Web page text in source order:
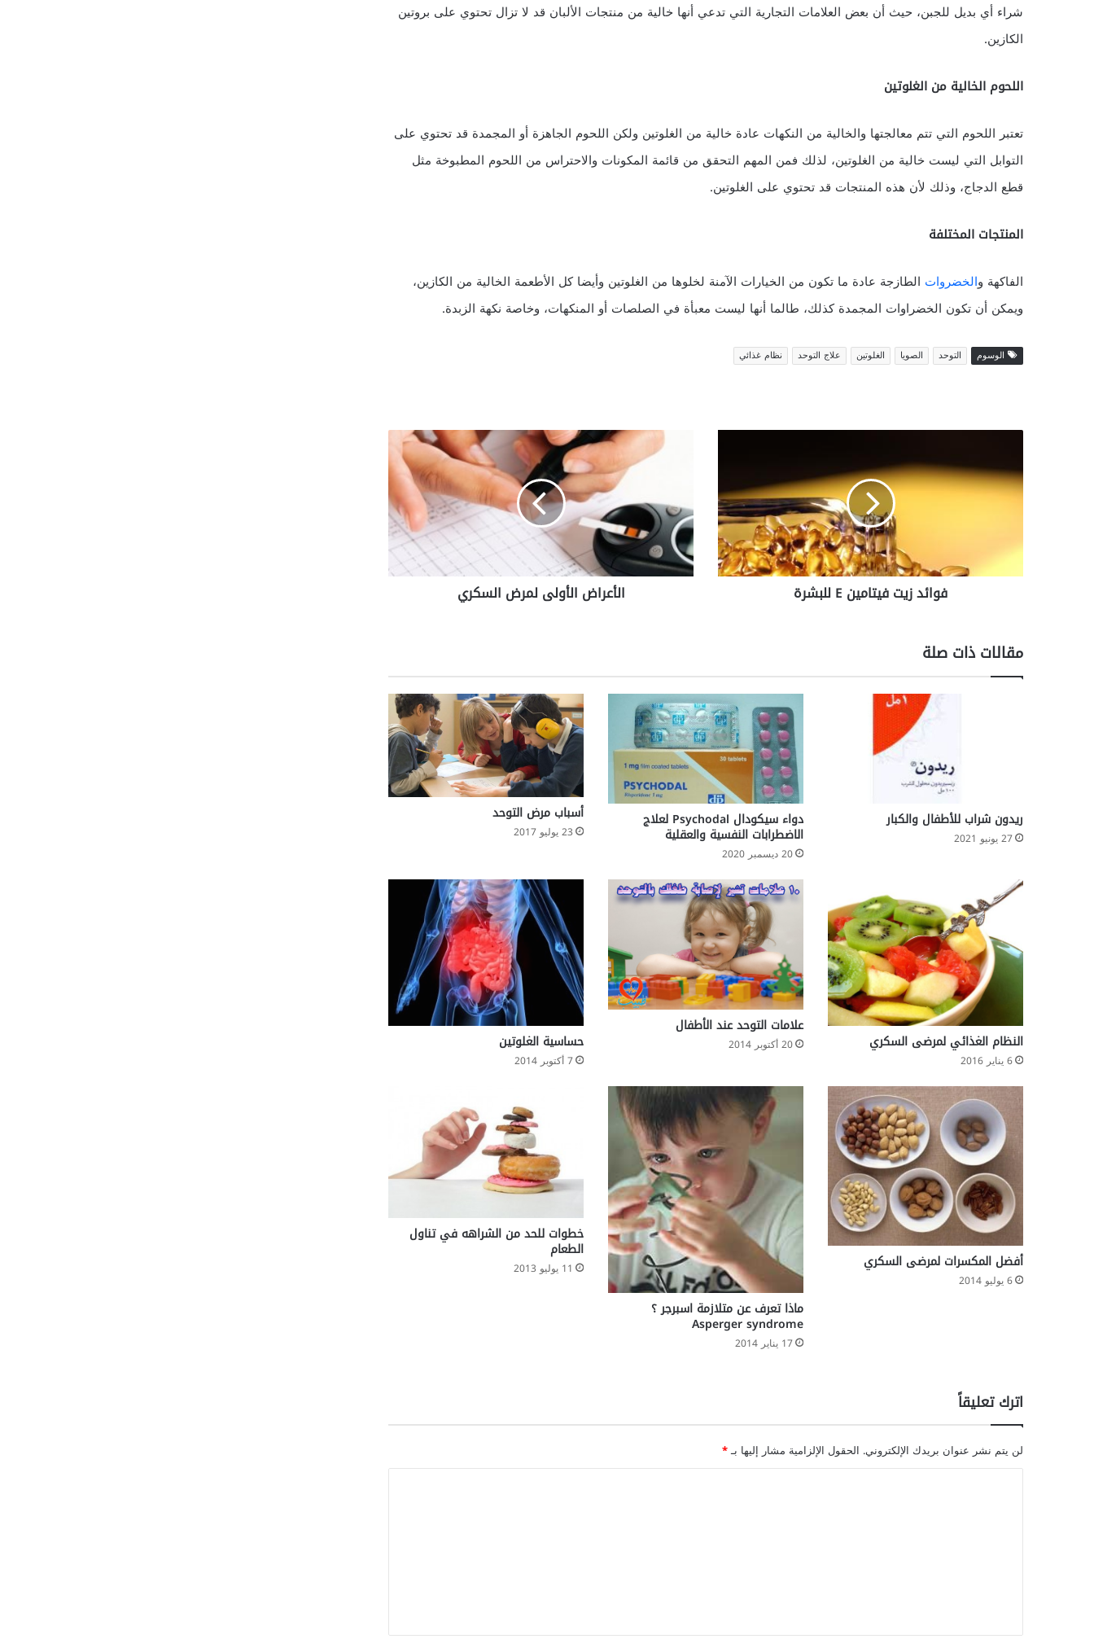
شراء أي بديل للجبن، حيث أن بعض العلامات التجارية التي تدعي أنها خالية من منتجات الألبان قد لا تزال تحتوي على بروتين
الكازين.
اللحوم الخالية من الغلوتين
تعتبر اللحوم التي تتم معالجتها والخالية من النكهات عادة خالية من الغلوتين ولكن اللحوم الجاهزة أو المجمدة قد تحتوي على
التوابل التي ليست خالية من الغلوتين، لذلك فمن المهم التحقق من قائمة المكونات والاحتراس من اللحوم المطبوخة مثل
قطع الدجاج، وذلك لأن هذه المنتجات قد تحتوي على الغلوتين.
المنتجات المختلفة
الفاكهة والخضروات الطازجة عادة ما تكون من الخيارات الآمنة لخلوها من الغلوتين وأيضا كل الأطعمة الخالية من الكازين،
ويمكن أن تكون الخضراوات المجمدة كذلك، طالما أنها ليست معبأة في الصلصات أو المنكهات، وخاصة نكهة الزبدة.
الوسوم التوحد الصويا الغلوتين علاج التوحد نظام غذائي
ف
ا
ئ
ي
ف
ي
ن
فوائد زيت فيتامين E للبشرة
ر
ا
ض
ا
ل
م
ر
ض
ا
ل
س
ي
الأعراض الأولى لمرض السكري
مقالات ذات صلة
ريدون شراب للأطفال والكبار
27 يونيو 2021
دواء سيكودال Psychodal لعلاج
الاضطرابات النفسية والعقلية
20 ديسمبر 2020
أسباب مرض التوحد
23 يوليو 2017
النظام الغذائي لمرضى السكري
6 يناير 2016
علامات التوحد عند الأطفال
20 أكتوبر 2014 حساسية الغلوتين
7 أكتوبر 2014
أفضل المكسرات لمرضى السكري
6 يوليو 2014
ماذا تعرف عن متلازمة اسبرجر ؟
Asperger syndrome
17 يناير 2014
خطوات للحد من الشراهه في تناول
الطعام
11 يوليو 2013
اترك تعليقاً
لن يتم نشر عنوان بريدك الإلكتروني. الحقول الإلزامية مشار إليها بـ*